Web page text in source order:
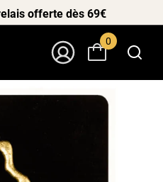
offerte dès 69€
0